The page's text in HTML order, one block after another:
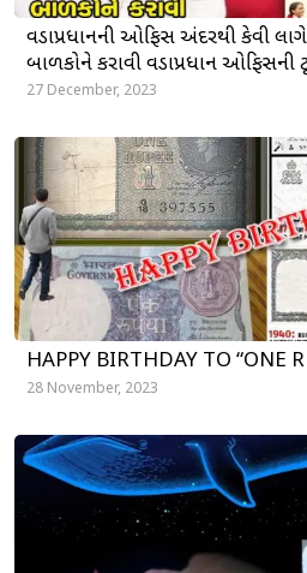
વડાપ્રધાનની ઓફિસ અંદરથી કેવી
બાળકોને કરાવી વડાપ્રધાન
27 December, 2023
HAPPY BIRTHDAY TO “ONE
28 November, 2023